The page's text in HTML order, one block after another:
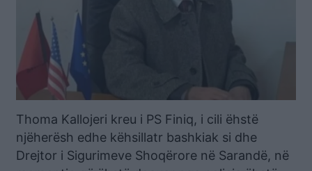
Thoma Kallojeri kreu i PS Finiq, i cili ëhstë
njëherësh edhe këhsillatr bashkiak si dhe
Drejtor i Sigurimeve Shoqërore në Sarandë, në